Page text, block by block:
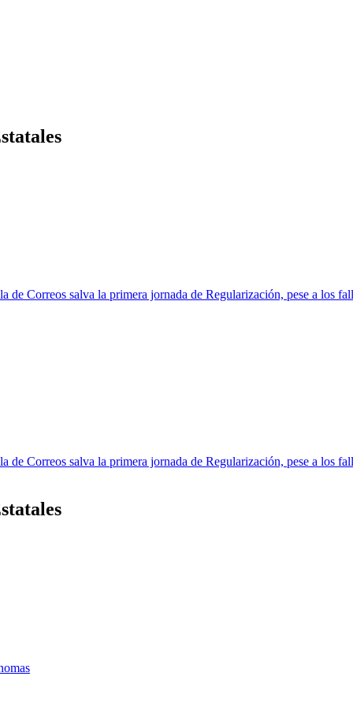
de Correos salva la primera jornada de Regularización, pese a los
de Correos salva la primera jornada de Regularización, pese a los